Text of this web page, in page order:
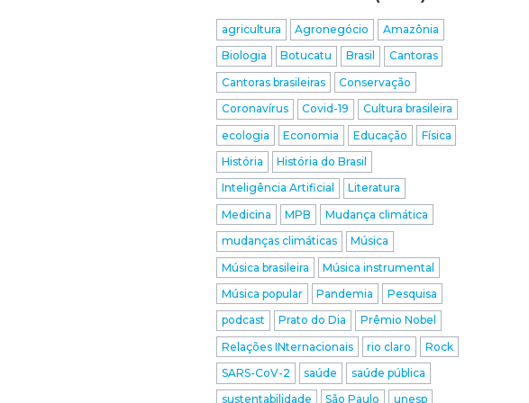
agricultura Agronegócio
Amazônia
Biologia
Botucatu Brasil
Cantoras
Cantoras brasileiras
Conservação
Coronavírus
Covid-19
Cultura brasileira
ecologia
Economia Educação
Física
História
História do Brasil
Inteligência Artificial
Literatura
Medicina
MPB
Mudança climática
mudanças climáticas
Música
Música brasileira
Música instrumental
Música popular
Pandemia
Pesquisa
podcast
Prato do Dia
Prêmio Nobel
Relações INternacionais
rio claro
Rock
SARS-CoV-2
saúde
saúde pública
sustentabilidade
São Paulo unesp